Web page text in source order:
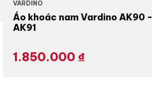
VARDINO
Áo khoác nam Vardino AK90 -
AK91
1.850.000 ₫